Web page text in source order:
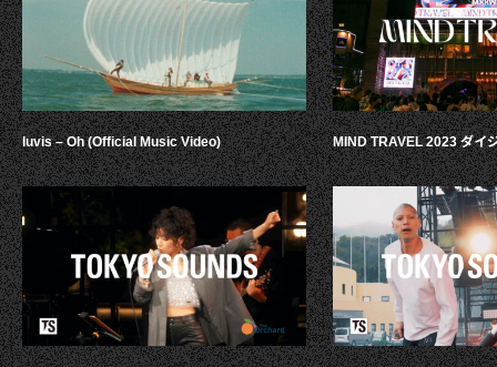
luvis – Oh (Official Music Video) MIND TRAVEL 2023 ダイ